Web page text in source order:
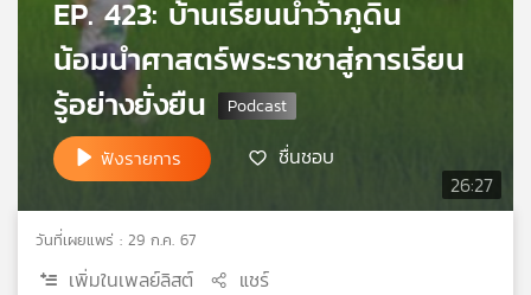
เครือ
เอส
26:27
EP. 423: บ้านเรียนน้ำว้าภูดิน
น้อมนำศาสตร์พระราชาสู่การเรียน
รู้อย่างยั่งยืน
ฟังรายการ ชื่นชอบ
วันที่เผยแพร่ : 29 ก.ค. 67
เพิ่มในเพลย์ลิสต์ แชร์